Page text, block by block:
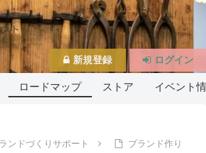
ロードマップ ストア イベント
ンドづくりサポート
ブランド作り
新規登録 ログイン